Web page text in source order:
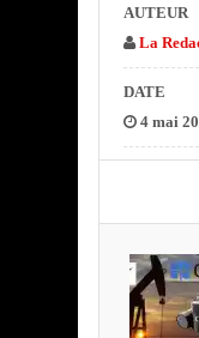
AUTEUR
La
DATE
4 mai